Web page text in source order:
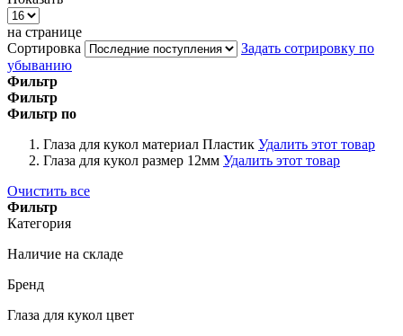
на странице
Сортировка
Задать сотрировку по
убыванию
Фильтр
Фильтр
Фильтр по
Глаза для кукол материал Пластик Удалить этот товар
Глаза для кукол размер 12мм Удалить этот товар
Очистить все
Фильтр
Категория
Наличие на складе
Бренд
Глаза для кукол цвет